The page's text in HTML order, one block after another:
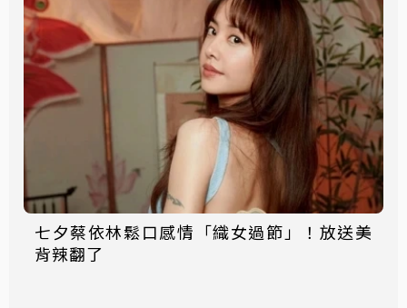
七夕蔡依林鬆口感情「織女過節」！放送美
背辣翻了